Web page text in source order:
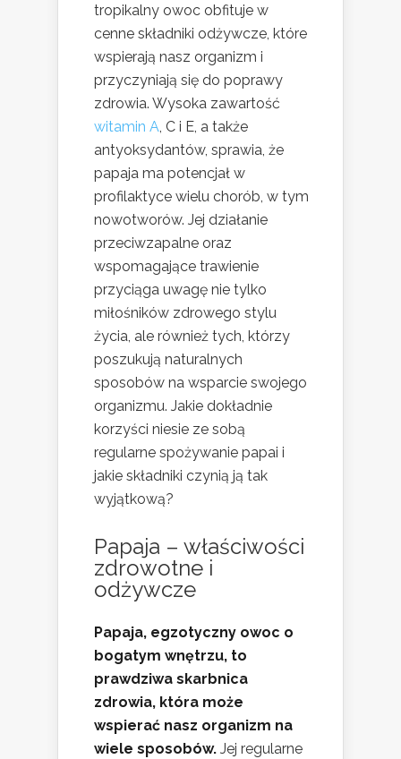
tropikalny owoc obfituje w
cenne składniki odżywcze, które
wspierają nasz organizm i
przyczyniają się do poprawy
zdrowia. Wysoka zawartość
witamin A, C i E, a także
antyoksydantów, sprawia, że
papaja ma potencjał w
profilaktyce wielu chorób, w tym
nowotworów. Jej działanie
przeciwzapalne oraz
wspomagające trawienie
przyciąga uwagę nie tylko
miłośników zdrowego stylu
życia, ale również tych, którzy
poszukują naturalnych
sposobów na wsparcie swojego
organizmu. Jakie dokładnie
korzyści niesie ze sobą
regularne spożywanie papai i
jakie składniki czynią ją tak
wyjątkową?
Papaja – właściwości
zdrowotne i
odżywcze
Papaja, egzotyczny owoc o
bogatym wnętrzu, to
prawdziwa skarbnica
zdrowia, która może
wspierać nasz organizm na
wiele sposobów. Jej regularne